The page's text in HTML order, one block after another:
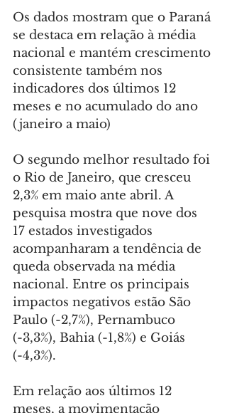
Os dados mostram que o Paraná
se destaca em relação à média
nacional e mantém crescimento
consistente também nos
indicadores dos últimos 12
meses e no acumulado do ano
(janeiro a maio)
O segundo melhor resultado foi
o Rio de Janeiro, que cresceu
2,3% em maio ante abril. A
pesquisa mostra que nove dos
17 estados investigados
acompanharam a tendência de
queda observada na média
nacional. Entre os principais
impactos negativos estão São
Paulo (-2,7%), Pernambuco
(-3,3%), Bahia (-1,8%) e Goiás
(-4,3%).
Em relação aos últimos 12
meses, a movimentação